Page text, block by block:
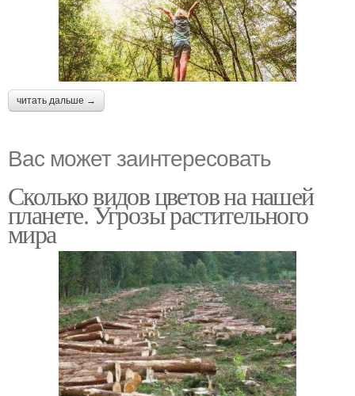
читать дальше →
Вас может заинтересовать
Сколько видов цветов на нашей
планете. Угрозы растительного
мира